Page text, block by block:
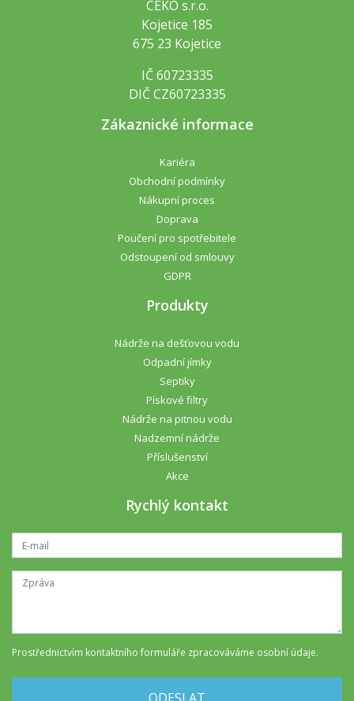
CEKO s.r.o.
Kojetice 185
675 23 Kojetice
IČ 60723335
DIČ CZ60723335
Zákaznické informace
Kariéra
Obchodní podmínky
Nákupní proces
Doprava
Poučení pro spotřebitele
Odstoupení od smlouvy
GDPR
Produkty
Nádrže na dešťovou vodu
Odpadní jímky
Septiky
Pískové filtry
Nádrže na pitnou vodu
Nadzemní nádrže
Příslušenství
Akce
Rychlý kontakt
Prostřednictvím kontaktního formuláře zpracováváme osobní údaje.